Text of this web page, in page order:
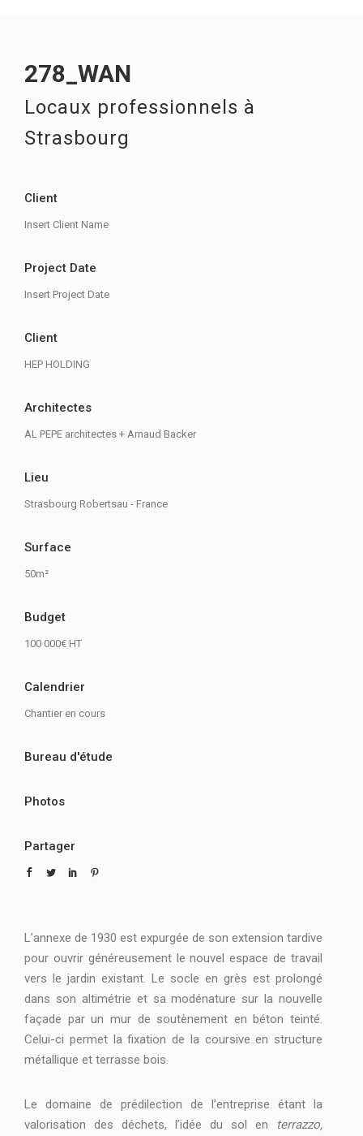
278_WAN
Locaux professionnels à
Strasbourg
Client
Insert Client Name
Project Date
Insert Project Date
Client
HEP HOLDING
Architectes
AL PEPE architectes + Arnaud Backer
Lieu
Strasbourg Robertsau - France
Surface
50m²
Budget
100 000€ HT
Calendrier
Chantier en cours
Bureau d'étude
Photos
Partager
L’annexe de 1930 est expurgée de son extension tardive
pour ouvrir généreusement le nouvel espace de travail
vers le jardin existant. Le socle en grès est prolongé
dans son altimétrie et sa modénature sur la nouvelle
façade par un mur de soutènement en béton teinté.
Celui-ci permet la fixation de la coursive en structure
métallique et terrasse bois.
Le domaine de prédilection de l’entreprise étant la
valorisation des déchets, l’idée du sol en
terrazzo,